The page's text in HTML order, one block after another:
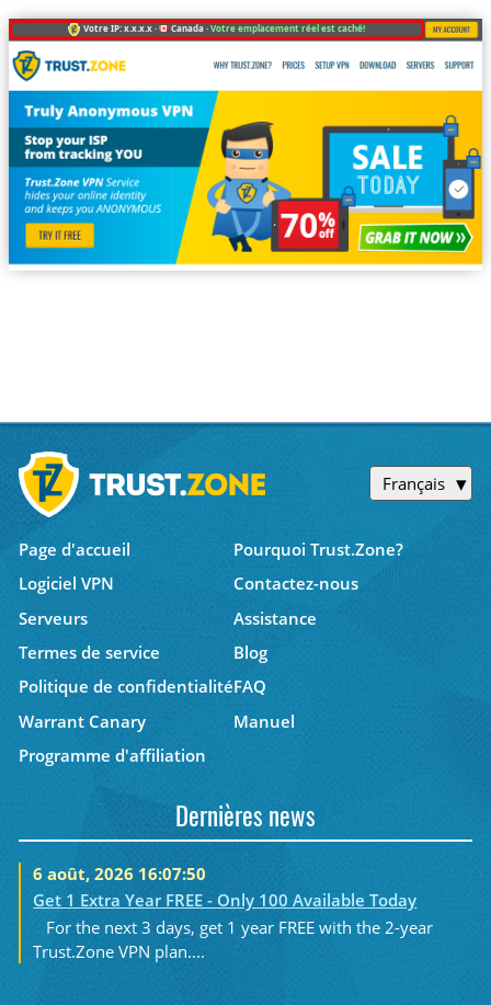
Votre IP: x.x.x.x · Canada ·Votre emplacement réel est caché!
Français
Page d'accueil
Pourquoi Trust.Zone?
Logiciel VPN
Contactez-nous
Serveurs
Assistance
Termes de service
Blog
Politique de confidentialitéFAQ
Warrant Canary
Manuel
Programme d'affiliation
Dernières news
6 août, 2026 16:07:50
Get 1 Extra Year FREE - Only 100 Available Today
For the next 3 days, get 1 year FREE with the 2-year
Trust.Zone VPN plan....